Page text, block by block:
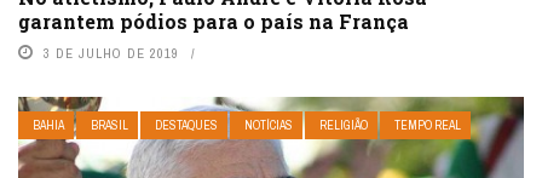
garantem pódios para o país na França
3 DE JULHO DE 2019
BAHIA BRASIL DESTAQUES NOTÍCIAS RELIGIÃO TEMPO REAL